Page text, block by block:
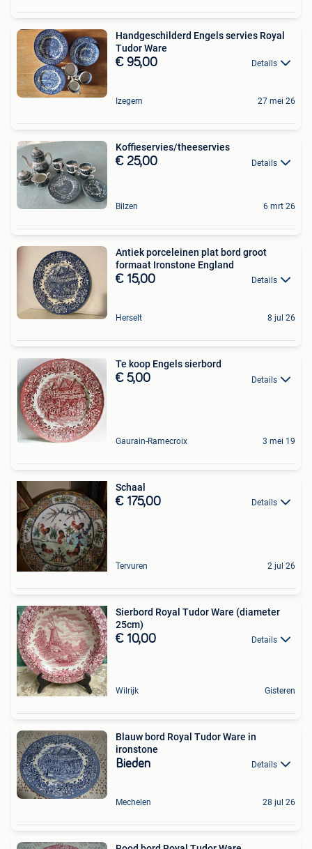
Handgeschilderd Engels servies Royal
Tudor Ware
€ 95,00 Details
Izegem 27 mei 26
Koffieservies/theeservies
€ 25,00 Details
Bilzen 6 mrt 26
Antiek porceleinen plat bord groot
formaat Ironstone England
€ 15,00 Details
Herselt 8 jul 26
Te koop Engels sierbord
€ 5,00 Details
Gaurain-Ramecroix 3 mei 19
Schaal
€ 175,00 Details
Tervuren 2 jul 26
Sierbord Royal Tudor Ware (diameter
25cm)
€ 10,00 Details
Wilrijk Gisteren
Blauw bord Royal Tudor Ware in
ironstone
Bieden Details
Mechelen 28 jul 26